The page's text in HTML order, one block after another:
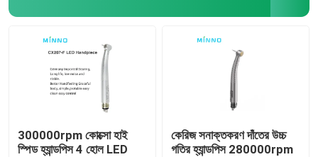
300000rpm কোক্সো হাই
স্পিড হ্যান্ডপিস 4 হোল LED
কেরিজ সনাক্তকরণ দাঁতের উচ্চ
গতির হ্যান্ডপিস 280000rpm